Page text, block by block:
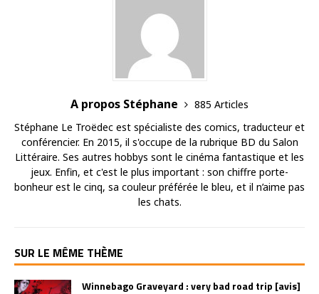
A propos Stéphane
885 Articles
Stéphane Le Troëdec est spécialiste des comics, traducteur et
conférencier. En 2015, il s'occupe de la rubrique BD du Salon
Littéraire. Ses autres hobbys sont le cinéma fantastique et les
jeux. Enfin, et c'est le plus important : son chiffre porte-
bonheur est le cinq, sa couleur préférée le bleu, et il n’aime pas
les chats.
SUR LE MÊME THÈME
Winnebago Graveyard : very bad road trip [avis]